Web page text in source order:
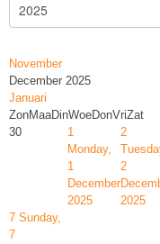
November
December 2025
Januari
ZonMaaDinWoeDonVriZat
30
1
Monday,
1
December
2025
2
2
2025
7 Sunday,
7